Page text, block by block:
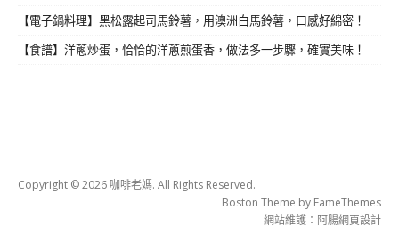
【電子鍋料理】黑松露起司馬鈴薯，用澳洲白馬鈴薯，口感好綿密！
【食譜】洋蔥炒蛋，恰恰的洋蔥煎蛋香，做法多一步驟，確實美味！
Copyright © 2026 咖啡老媽. All Rights Reserved.
Boston Theme by FameThemes
網站維護： 阿腸網頁設計